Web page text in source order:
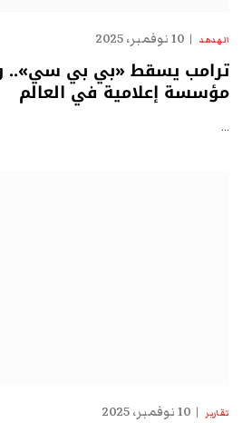
الهدهد 10 نوفمبر، 2025
ترامب يسقط «بي بي سي»..
مؤسسة إعلامية في العالم
…
تقارير 10 نوفمبر، 2025